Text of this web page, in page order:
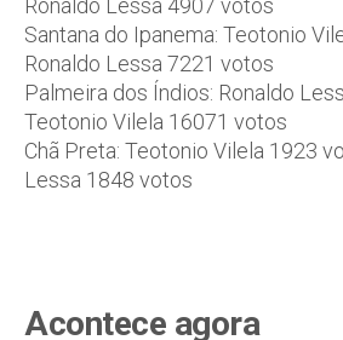
Ronaldo Lessa 4907 votos
Santana do Ipanema: Teotonio
Ronaldo Lessa 7221 votos
Palmeira dos Índios: Ronaldo
Teotonio Vilela 16071 votos
Chã Preta: Teotonio Vilela 1923
Lessa 1848 votos
Acontece agora